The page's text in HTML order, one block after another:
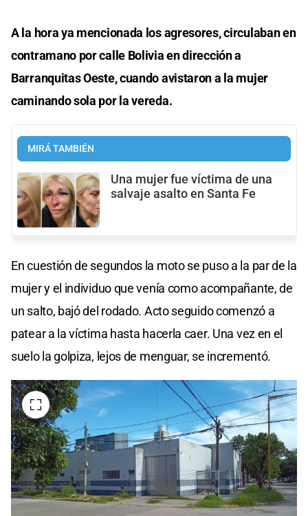
A la hora ya mencionada los agresores, circulaban en
contramano por calle Bolivia en dirección a
Barranquitas Oeste, cuando avistaron a la mujer
caminando sola por la vereda.
MIRÁ TAMBIÉN
Una mujer fue víctima de una
salvaje asalto en Santa Fe
En cuestión de segundos la moto se puso a la par de la
mujer y el individuo que venía como acompañante, de
un salto, bajó del rodado. Acto seguido comenzó a
patear a la víctima hasta hacerla caer. Una vez en el
suelo la golpiza, lejos de menguar, se incrementó.